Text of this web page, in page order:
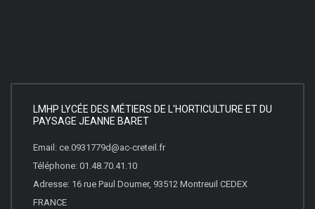
LMHP LYCÉE DES MÉTIERS DE L'HORTICULTURE ET DU
PAYSAGE JEANNE BARET
Email: ce.0931779d@ac-creteil.fr
Téléphone: 01.48.70.41.10
Adresse: 16 rue Paul Doumer, 93512 Montreuil CEDEX
FRANCE